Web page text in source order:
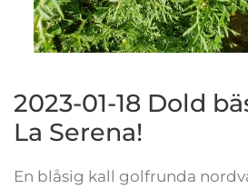
2023-01-18 Dold
La Serena!
En blåsig kall golfrunda